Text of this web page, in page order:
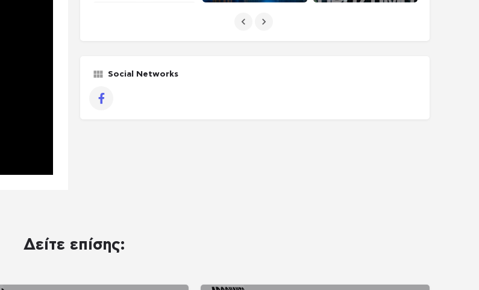
Social Networks
Δείτε επίσης: